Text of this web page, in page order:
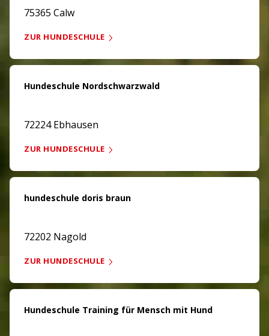
75365 Calw
ZUR HUNDESCHULE
Hundeschule Nordschwarzwald
72224 Ebhausen
ZUR HUNDESCHULE
hundeschule doris braun
72202 Nagold
ZUR HUNDESCHULE
Hundeschule Training für Mensch mit Hund